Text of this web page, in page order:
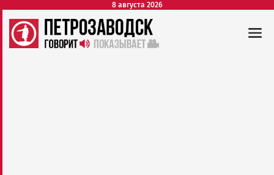
8 августа 2026